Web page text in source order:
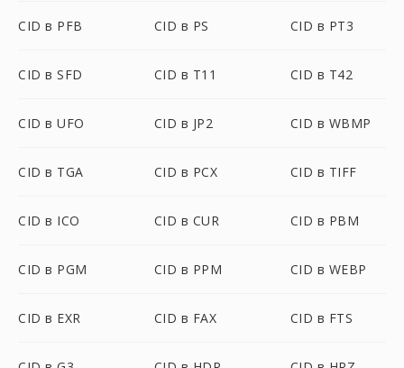
CID в PFB CID в PS CID в PT3
CID в SFD CID в T11 CID в T42
CID в UFO CID в JP2 CID в WBMP
CID в TGA CID в PCX CID в TIFF
CID в ICO CID в CUR CID в PBM
CID в PGM CID в PPM CID в WEBP
CID в EXR CID в FAX CID в FTS